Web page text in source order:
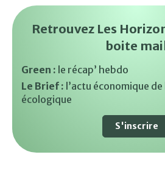
Retrouvez Les
boite
Green : le récap’ hebdo
Le Brief : l’actu économique
écologique
S'inscrire